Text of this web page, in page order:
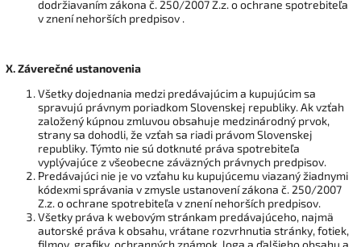
dodržiavaním zákona č. 250/2007 Z.z. o ochrane spotrebiteľa
v znení nehorších predpisov .
X.Záverečné ustanovenia
Všetky dojednania medzi predávajúcim a kupujúcim sa
spravujú právnym poriadkom Slovenskej republiky. Ak vzťah
založený kúpnou zmluvou obsahuje medzinárodný prvok,
strany sa dohodli, že vzťah sa riadi právom Slovenskej
republiky. Týmto nie sú dotknuté práva spotrebiteľa
vyplývajúce z všeobecne záväzných právnych predpisov.
Predávajúci nie je vo vzťahu ku kupujúcemu viazaný žiadnymi
kódexmi správania v zmysle ustanovení zákona č. 250/2007
Z.z. o ochrane spotrebiteľa v znení nehorších predpisov.
Všetky práva k webovým stránkam predávajúceho, najmä
autorské práva k obsahu, vrátane rozvrhnutia stránky, fotiek,
filmov, grafiky, ochranných známok, loga a ďalšieho obsahu a